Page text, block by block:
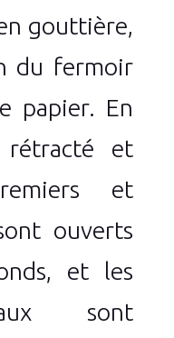
gouttière,
du fermoir
papier. En
rétracté et
et
ouverts
et les
sont